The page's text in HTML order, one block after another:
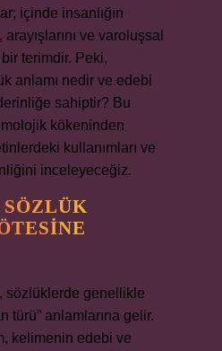
içinde insanlığın
ve varoluşsal
bir terimdir. Peki,
anlamı nedir ve edebi
sahiptir? Bu
kökeninden
kullanımları ve
inceleyeceğiz.
sözlüklerde genellikle
türü” anlamlarına gelir.
kelimenin edebi ve